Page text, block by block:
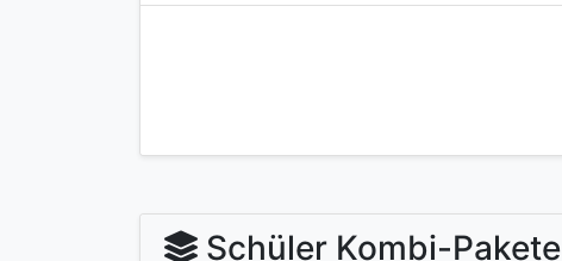
Schüler Kombi-Pakete